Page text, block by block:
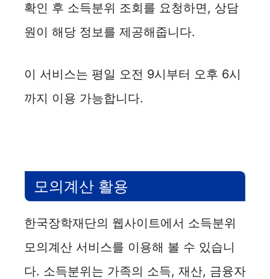
확인 후 소득분위 조회를 요청하면, 상담
원이 해당 정보를 제공해줍니다.
이 서비스는 평일 오전 9시부터 오후 6시
까지 이용 가능합니다.
모의계산 활용
한국장학재단의 웹사이트에서 소득분위
모의계산 서비스를 이용해 볼 수 있습니
다. 소득분위는 가족의 소득, 재산, 금융자